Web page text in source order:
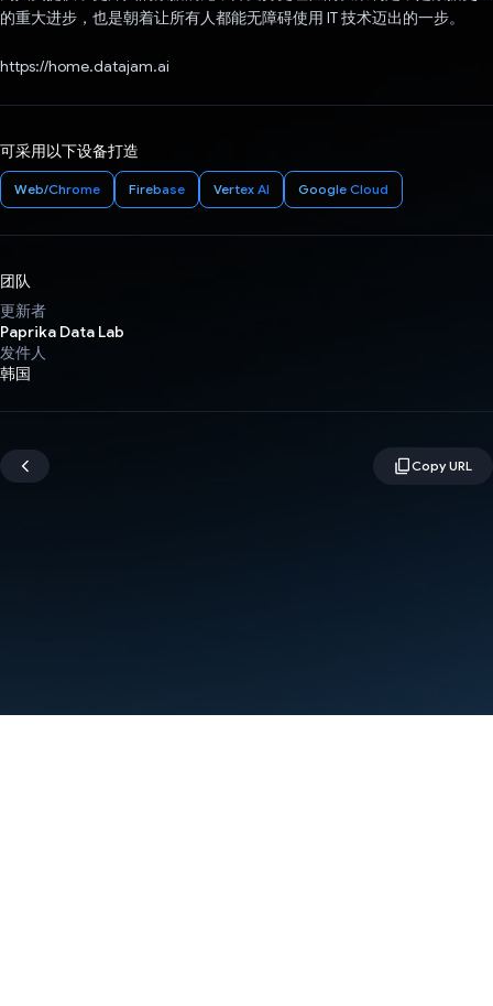
的重大进步，也是朝着让所有人都能无障碍使用 IT 技术迈出的一步。
https://home.datajam.ai
可采用以下设备打造
Web/Chrome Firebase Vertex AI Google Cloud
团队
更新者
Paprika Data Lab
发件人
韩国